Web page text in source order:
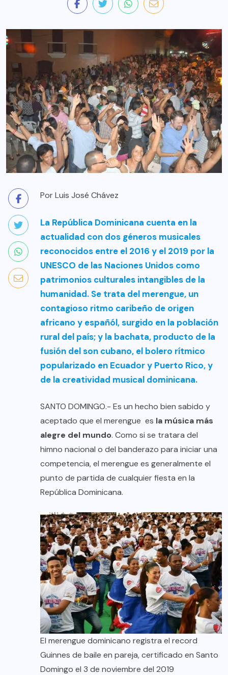
Por Luis José Chávez
La República Dominicana cuenta en la
actualidad con dos géneros musicales
reconocidos entre el 2016 y el 2019 por la
UNESCO de las Naciones Unidos como
patrimonios culturales intangibles de la
humanidad. Se trata del merengue, un
contagioso ritmo caribeño de origen
africano y españól, surgido en la población
rural del país; y la bachata, producto de la
fusión del son cubano, el bolero rítmico
popularizado en Ecuador y Puerto Rico, y
de la creatividad musical dominicana.
SANTO DOMINGO.- Es un hecho bien sabido y
aceptado que el merengue es la música más
alegre del mundo. Como si se tratara del
himno nacional o del banderazo para iniciar una
competencia, el merengue es generalmente el
punto de partida de cualquier fiesta en la
República Dominicana.
El merengue dominicano registra el record
Guinnes de baile en pareja, certificado en Santo
Domingo el 3 de noviembre del 2019